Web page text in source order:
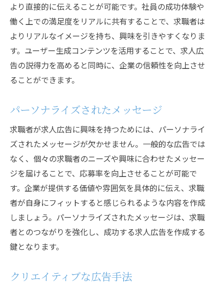
より直接的に伝えることが可能です。社員の成功体験や
働く上での満足度をリアルに共有することで、求職者は
よりリアルなイメージを持ち、興味を引きやすくなりま
す。ユーザー生成コンテンツを活用することで、求人広
告の説得力を高めると同時に、企業の信頼性を向上させ
ることができます。
パーソナライズされたメッセージ
求職者が求人広告に興味を持つためには、パーソナライ
ズされたメッセージが欠かせません。一般的な広告では
なく、個々の求職者のニーズや興味に合わせたメッセー
ジを届けることで、応募率を向上させることが可能で
す。企業が提供する価値や雰囲気を具体的に伝え、求職
者が自身にフィットすると感じられるような内容を作成
しましょう。パーソナライズされたメッセージは、求職
者とのつながりを強化し、成功する求人広告を作成する
鍵となります。
クリエイティブな広告手法